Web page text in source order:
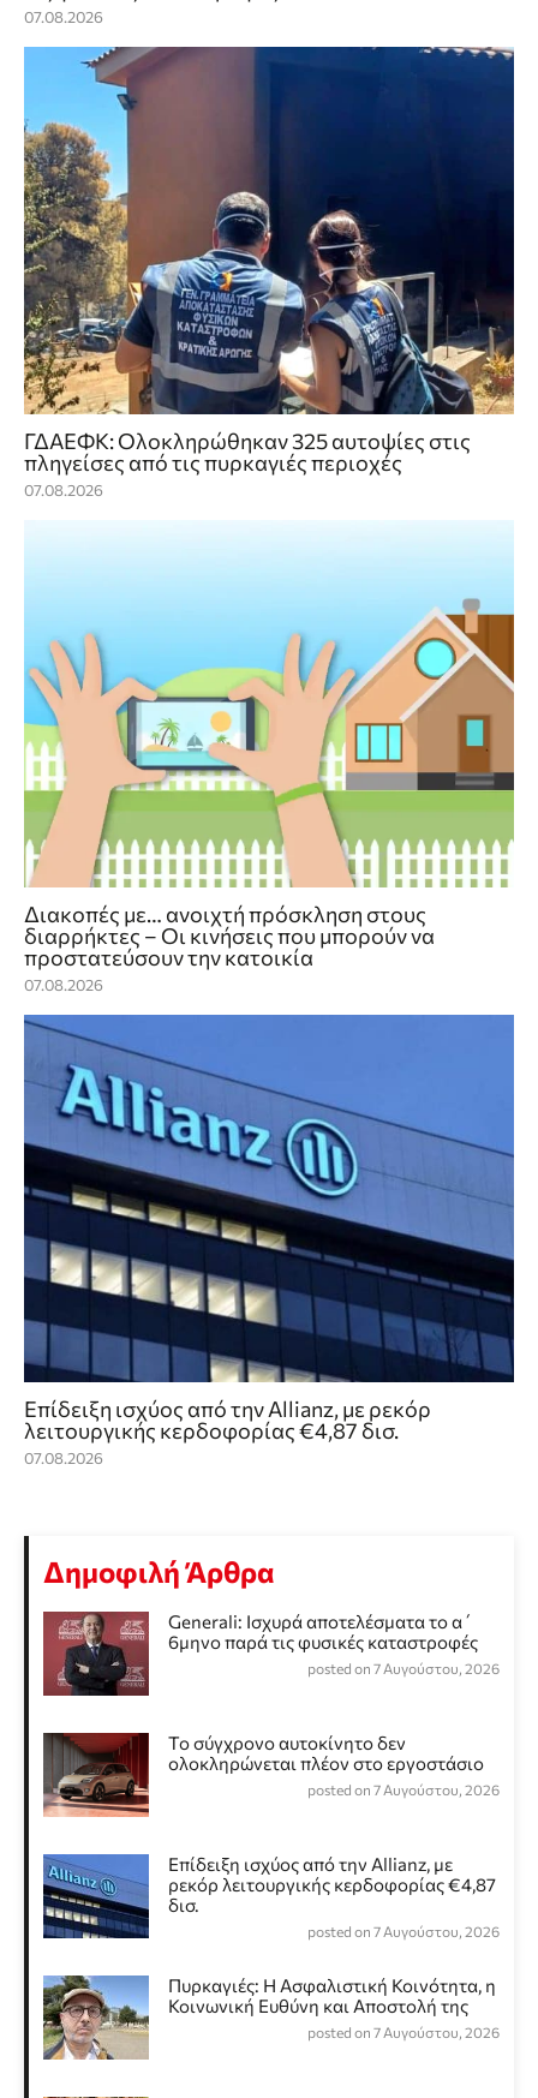
07.08.2026
ΓΔΑΕΦΚ: Ολοκληρώθηκαν 325 αυτοψίες στις
πληγείσες από τις πυρκαγιές περιοχές
07.08.2026
Διακοπές με… ανοιχτή πρόσκληση στους
διαρρήκτες – Οι κινήσεις που μπορούν να
προστατεύσουν την κατοικία
07.08.2026
Επίδειξη ισχύος από την Allianz, με ρεκόρ
λειτουργικής κερδοφορίας €4,87 δισ.
07.08.2026
Δημοφιλή Άρθρα
Generali: Ισχυρά αποτελέσματα το α΄
6μηνο παρά τις φυσικές καταστροφές
posted on 7 Αυγούστου, 2026
Το σύγχρονο αυτοκίνητο δεν
ολοκληρώνεται πλέον στο εργοστάσιο
posted on 7 Αυγούστου, 2026
Επίδειξη ισχύος από την Allianz, με
ρεκόρ λειτουργικής κερδοφορίας €4,87
δισ.
posted on 7 Αυγούστου, 2026
Πυρκαγιές: Η Ασφαλιστική Κοινότητα, η
Κοινωνική Ευθύνη και Αποστολή της
posted on 7 Αυγούστου, 2026